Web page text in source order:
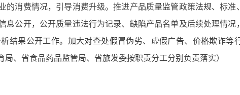
的消费情况，引导消费升级。推进产品质量监管政策法规、标
息公开，公开质量违法行为记录、缺陷产品名单及后续处理情
结果公开工作。加大对查处假冒伪劣、虚假广告、价格欺诈等
、省食品药品监管局、省旅发委按职责分工分别负责落实）